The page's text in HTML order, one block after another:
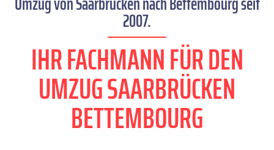
2007.
IHR FACHMANN FÜR DEN
UMZUG SAARBRÜCKEN
BETTEMBOURG